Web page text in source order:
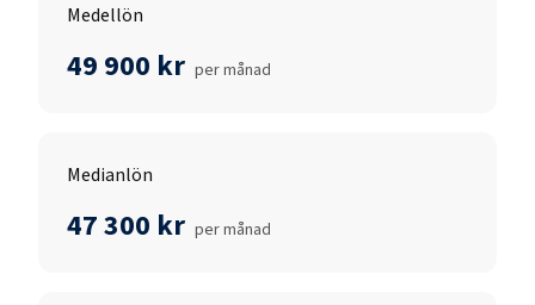
Medellön
49 900 kr per månad
Medianlön
47 300 kr per månad